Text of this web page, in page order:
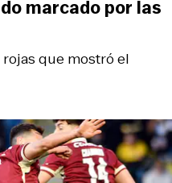
que mostró el
marcado por las